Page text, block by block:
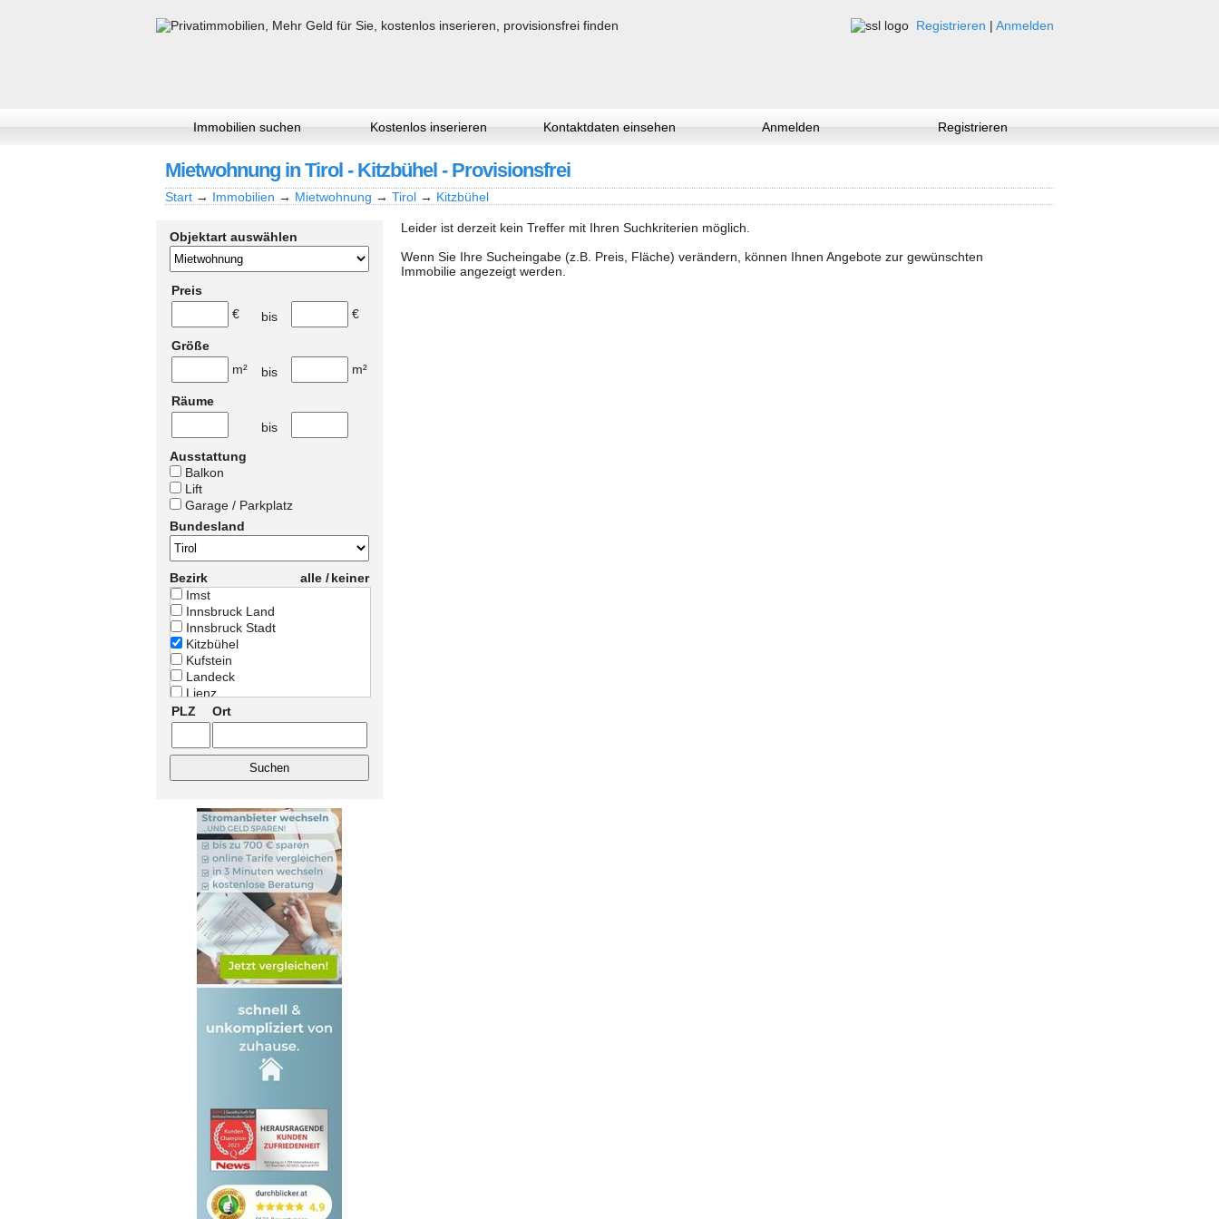
Registrieren | Anmelden
Immobilien suchen Kostenlos inserieren Kontaktdaten einsehen Anmelden Registrieren
Mietwohnung in Tirol - Kitzbühel - Provisionsfrei
Start → Immobilien → Mietwohnung → Tirol → Kitzbühel
Objektart auswählen
Preis
€
bis €
Größe
m²
bis m²
Räume
bis
Ausstattung
Balkon
Lift
Garage / Parkplatz
Bundesland
Bezirk alle /keiner
Imst
Innsbruck Land
Innsbruck Stadt
Kitzbühel
Kufstein
Landeck
Lienz
Reutte
Schwaz
PLZ Ort
Leider ist derzeit kein Treffer mit Ihren Suchkriterien möglich.
Wenn Sie Ihre Sucheingabe (z.B. Preis, Fläche) verändern, können Ihnen Angebote zur gewünschten
Immobilie angezeigt werden.